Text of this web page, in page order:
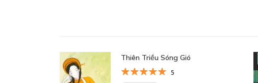
Thiên Triều Sóng Gió
5